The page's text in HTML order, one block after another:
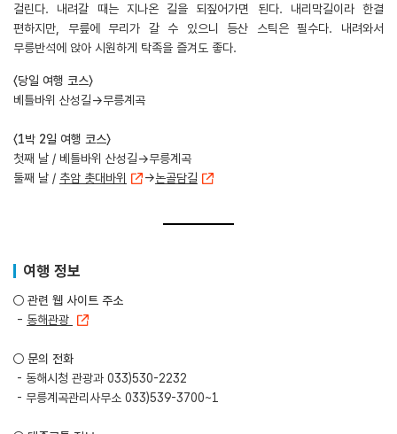
걸린다. 내려갈 때는 지나온 길을 되짚어가면 된다. 내리막길이라 한결
편하지만, 무릎에 무리가 갈 수 있으니 등산 스틱은 필수다. 내려와서
무릉반석에 앉아 시원하게 탁족을 즐겨도 좋다.
〈당일 여행 코스〉
베틀바위 산성길→무릉계곡
〈1박 2일 여행 코스〉
첫째 날 / 베틀바위 산성길→무릉계곡
둘째 날 / 추암 촛대바위 →논골담길
여행 정보
○ 관련 웹 사이트 주소
- 동해관광
○ 문의 전화
- 동해시청 관광과 033)530-2232
- 무릉계곡관리사무소 033)539-3700~1